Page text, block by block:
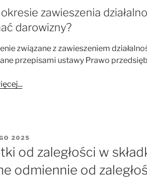
zawieszenia
darowizny?
związane z zawieszeniem
przepisami ustawy Prawo
2025
od zaległości w
odmiennie od